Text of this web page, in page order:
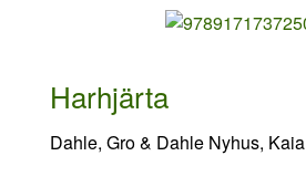
Harhjärta
Dahle, Gro & Dahle Nyhus, Kaia